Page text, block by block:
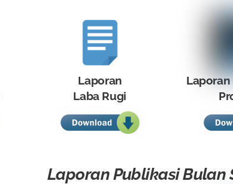
Laporan
Laba Rugi
Laporan
Laporan Publikasi Bulan